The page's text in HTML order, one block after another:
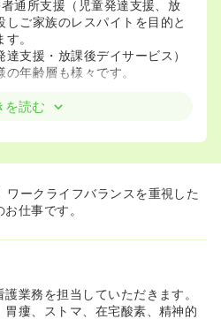
通所支援（児童発達支援、放
ご家族のレスパイトを目的と
。
達支援・放課後デイサービス）
年齢層も様々です。
を読む
ークライフバランスを重視した
仕事です。
業務を担当していただきます。
瘻、ストマ、在宅酸素、精神的